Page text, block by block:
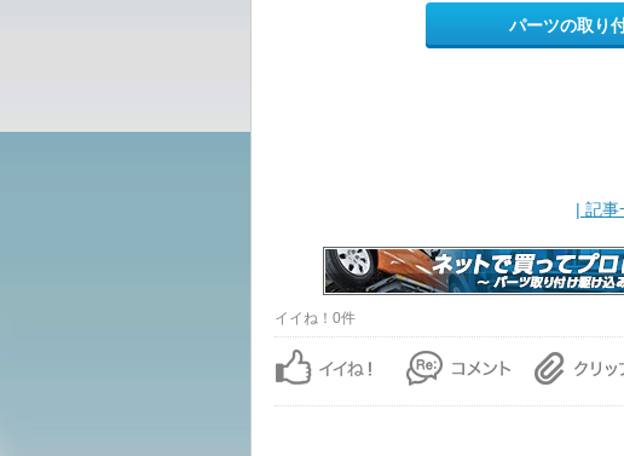
パーツの取り
| 記事
イイね！0件